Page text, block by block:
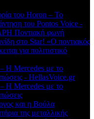
του Horon – Το
του Pontos Voice -
Ποντιακή φωνή
στο Star! «Ο ποντιακός
για πολιτιστικό
– Η Mercedes με το
- HellasVoice.grστο
– Η Mercedes με το
και η Βούλα
της μεταλλικής